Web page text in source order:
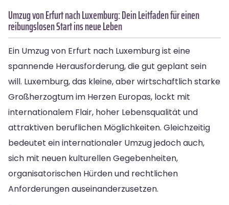
Umzug von Erfurt nach Luxemburg: Dein Leitfaden für einen
reibungslosen Start ins neue Leben
Ein Umzug von Erfurt nach Luxemburg ist eine
spannende Herausforderung, die gut geplant sein
will. Luxemburg, das kleine, aber wirtschaftlich starke
Großherzogtum im Herzen Europas, lockt mit
internationalem Flair, hoher Lebensqualität und
attraktiven beruflichen Möglichkeiten. Gleichzeitig
bedeutet ein internationaler Umzug jedoch auch,
sich mit neuen kulturellen Gegebenheiten,
organisatorischen Hürden und rechtlichen
Anforderungen auseinanderzusetzen.